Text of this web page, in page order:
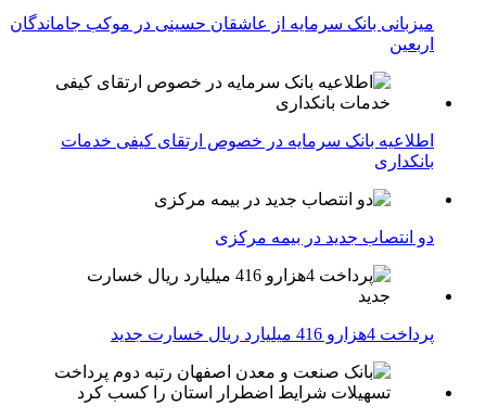
میزبانی بانک سرمایه از عاشقان حسینی در موکب جاماندگان
اربعین
اطلاعیه بانک سرمایه در خصوص ارتقای کیفی خدمات
بانکداری
دو انتصاب جدید در بیمه مركزی
پرداخت 4هزارو 416 میلیارد ریال خسارت جدید